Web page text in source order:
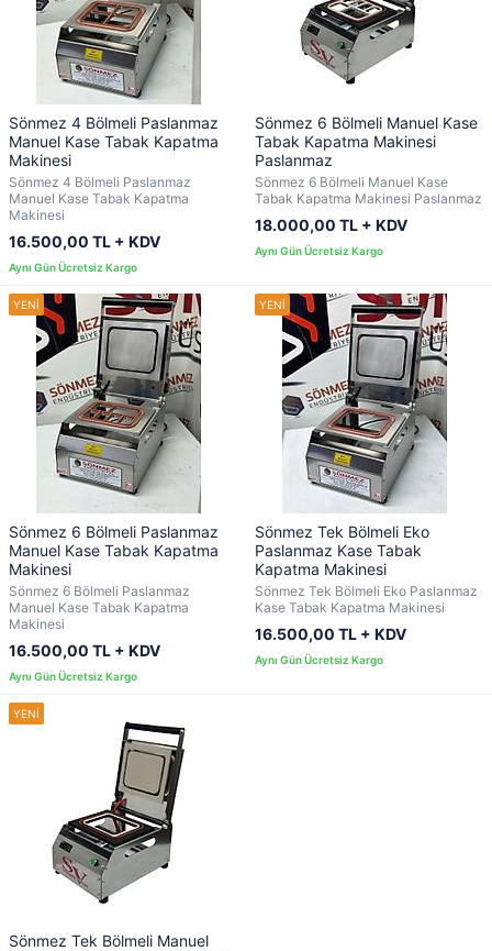
Sönmez 4 Bölmeli Paslanmaz
Manuel Kase Tabak Kapatma
Makinesi
Sönmez 4 Bölmeli Paslanmaz
Manuel Kase Tabak Kapatma
Makinesi
16.500,00 TL + KDV
Sönmez 6 Bölmeli Manuel Kase
Tabak Kapatma Makinesi
Paslanmaz
Sönmez 6 Bölmeli Manuel Kase
Tabak Kapatma Makinesi Paslanmaz
18.000,00 TL + KDV
Sönmez 6 Bölmeli Paslanmaz
Manuel Kase Tabak Kapatma
Makinesi
Sönmez 6 Bölmeli Paslanmaz
Manuel Kase Tabak Kapatma
Makinesi
16.500,00 TL + KDV
Sönmez Tek Bölmeli Eko
Paslanmaz Kase Tabak
Kapatma Makinesi
Sönmez Tek Bölmeli Eko Paslanmaz
Kase Tabak Kapatma Makinesi
16.500,00 TL + KDV
Sönmez Tek Bölmeli Manuel